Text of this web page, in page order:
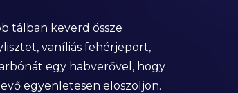
tálban keverd össze
vaníliás fehérjeport,
egy habverővel, hogy
egyenletesen eloszoljon.